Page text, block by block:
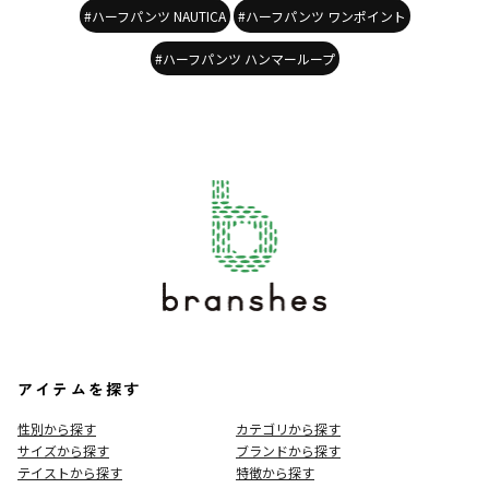
#ハーフパンツ NAUTICA #ハーフパンツ ワンポイント
#ハーフパンツ ハンマーループ
アイテムを探す
性別から探す
カテゴリから探す
サイズから探す
ブランドから探す
テイストから探す
特徴から探す